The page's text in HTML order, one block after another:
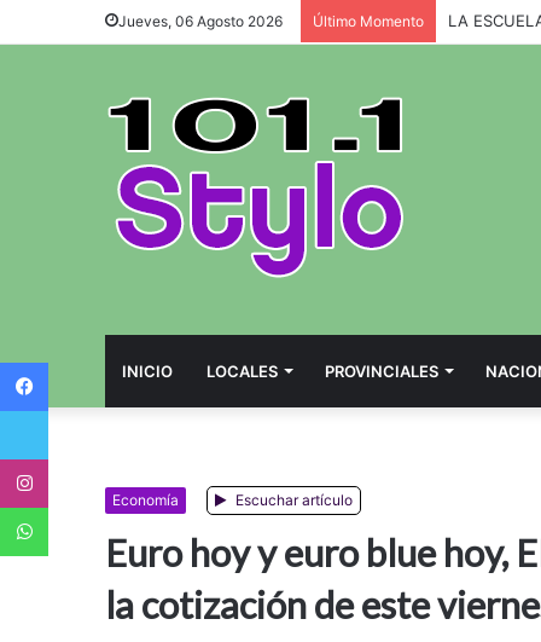
Jueves, 06 Agosto 2026 Último Momento
INICIO LOCALES PROVINCIALES
Economía Escuchar artículo
Euro hoy y euro blue hoy,
la cotización de este
Twitter
WhatsApp